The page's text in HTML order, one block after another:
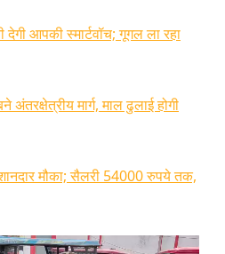
आपकी स्मार्टवॉच; गूगल ला रहा
मार्ग, माल ढुलाई होगी
मौका; सैलरी 54000 रुपये तक,